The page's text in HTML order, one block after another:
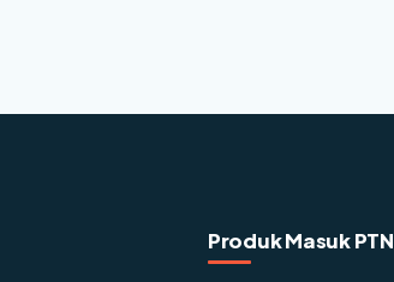
Produk Masuk PTN